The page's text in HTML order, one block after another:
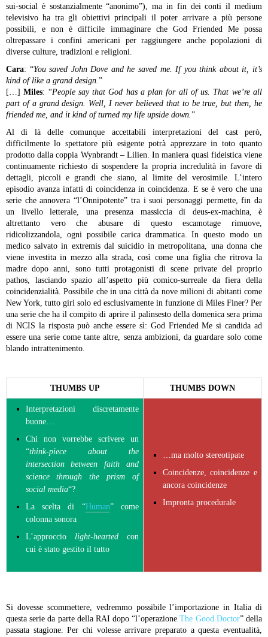
sui-social è sostanzialmente “anonimo”), ma in fin dei conti il medium
televisivo ha tra gli obiettivi principali il poter arrivare a più persone
possibili, e non è difficile immaginare che God Friended Me possa
oltrepassare i confini americani per raggiungere anche popolazioni di
diverse culture, tradizioni e religioni.
Cara: “You saved John Dove and he saved me. If you think about it, it’s
kind of like a grand design. ”
[…] Miles: “People say that God has a plan for all of us. That we’re all
part of a grand design. Well, I never believed that to be true, but then, he
friended me, and it kind of turned my life upside down. ”
Al di là delle comunque accettabili interpretazioni del cast però,
difficilmente lo spettatore più esigente potrà apprezzare in toto quanto
prodotto dalla coppia Wynbrandt – Lilien. In maniera quasi fideistica viene
continuamente richiesto di sospendere la propria incredulità in favore di
dettagli, piccoli e grandi che siano, al limite del verosimile. L’intero
episodio avanza infatti di coincidenza in coincidenza. E se è vero che una
serie che annovera “l’Onnipotente” tra i suoi personaggi permette, fin da
un livello letterale, una presenza massiccia di deus-ex-machina, è
altrettanto vero che abusare di questo escamotage rimuove,
ridicolizzandola, ogni possibile carica drammatica. In questo modo un
medico salvato in extremis dal suicidio in metropolitana, una donna che
viene investita in mezzo alla strada, così come una figlia che ritrova la
madre dopo anni, sono tutti protagonisti di scene private del proprio
pathos, lasciando spazio all’aspetto più comico-surreale da fiera della
coincidenzialità. Possibile che in una città da nove milioni di abitanti come
New York, tutto giri solo ed esclusivamente in funzione di Miles Finer? Per
una serie che ha il compito di aprire il palinsesto della domenica sera prima
di NCIS la risposta può anche essere sì: God Friended Me si candida ad
essere una serie come tante altre, senza ambizioni, da guardare solo come
blando intrattenimento.
THUMBS UP THUMBS DOWN
Interpretazioni discretamente
buone…
Chi non vorrebbe scrivere un
“think-piece about the
intersection between faith and
science through the prism of
social media“?
La scelta di “Human” come
colonna sonora
L’approccio light-heartedcon
cui è stato gestito il tutto
…ma molto stereotipate
Coincidenze, coincidenze e
ancora coincidenze
Impronta procedurale
Si dovesse scommettere, vedremmo possibile l’importazione in Italia di
questa serie da parte della RAI dopo “l’operazioneThe Good Doctor” della
passata stagione. Per chi volesse arrivare preparato a questa eventualità,